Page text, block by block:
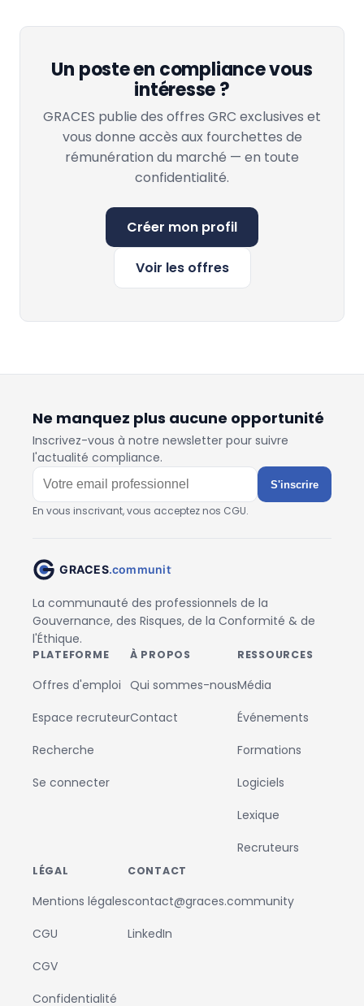
Un poste en compliance vous
intéresse ?
GRACES publie des offres GRC exclusives et
vous donne accès aux fourchettes de
rémunération du marché — en toute
confidentialité.
Créer mon profil
Voir les offres
Ne manquez plus aucune opportunité
Inscrivez-vous à notre newsletter pour suivre
l'actualité compliance.
S'inscrire
En vous inscrivant, vous acceptez nos CGU.
La communauté des professionnels de la
Gouvernance, des Risques, de la Conformité & de
l'Éthique.
PLATEFORME
Offres d'emploi
Espace recruteur
Recherche
Se connecter
À PROPOS
Qui sommes-nous
Contact
RESSOURCES
Média
Événements
Formations
Logiciels
Lexique
Recruteurs
LÉGAL
Mentions légales
CGU
CGV
Confidentialité
CONTACT
contact@graces.community
LinkedIn